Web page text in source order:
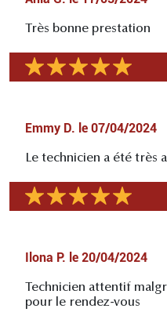
Très bonne prestation
Emmy D. le 07/04/2024
Le technicien a été très
Ilona P. le 20/04/2024
Technicien attentif
pour le rendez-vous